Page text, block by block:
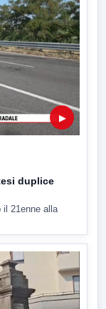
▶
duplice
il 21enne alla